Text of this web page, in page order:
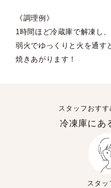
《調理例》
1時間ほど冷蔵庫で解凍し
弱火でゆっくりと火を通す
焼きあがります！
スタッフおすす
冷凍庫にあ
スタッ